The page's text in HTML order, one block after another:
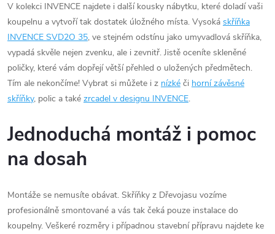
V kolekci INVENCE najdete i další kousky nábytku, které doladí vaši
koupelnu a vytvoří tak dostatek úložného místa. Vysoká skříňka
INVENCE SVD2O 35, ve stejném odstínu jako umyvadlová skříňka,
vypadá skvěle nejen zvenku, ale i zevnitř. Jistě oceníte skleněné
poličky, které vám dopřejí větší přehled o uložených předmětech.
Tím ale nekončíme! Vybrat si můžete i z nízké či horní závěsné
skříňky, polic a také zrcadel v designu INVENCE.
Jednoduchá montáž i pomoc
na dosah
Montáže se nemusíte obávat. Skříňky z Dřevojasu vozíme
profesionálně smontované a vás tak čeká pouze instalace do
koupelny. Veškeré rozměry i případnou stavební přípravu najdete ke